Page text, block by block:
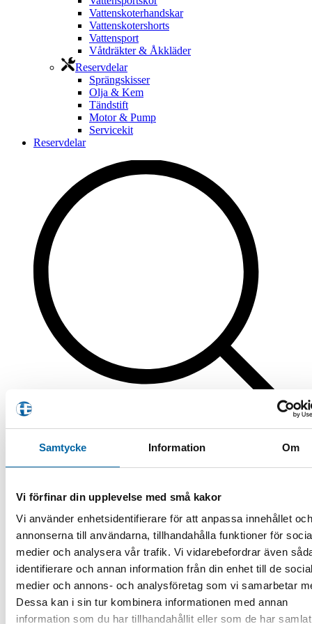
Samtycke Information Om
Vi förfinar din upplevelse med små kakor
Vi använder enhetsidentifierare för att anpassa innehållet och
annonserna till användarna, tillhandahålla funktioner för
medier och analysera vår trafik. Vi vidarebefordrar även
identifierare och annan information från din enhet till de
medier och annons- och analysföretag som vi samarbetar
Dessa kan i sin tur kombinera informationen med annan
information som du har tillhandahållit eller som de har
Vattenskoterhandskar
Vattenskotershorts
Vattensport
Våtdräkter & Åkkläder
Reservdelar
Sprängskisser
Olja & Kem
Tändstift
Motor & Pump
Servicekit
Reservdelar
Produktsökning
Produkter märkta ”buk”
Endast ett sökresultat
Filtrera produkter
Produktkategorier
ATV